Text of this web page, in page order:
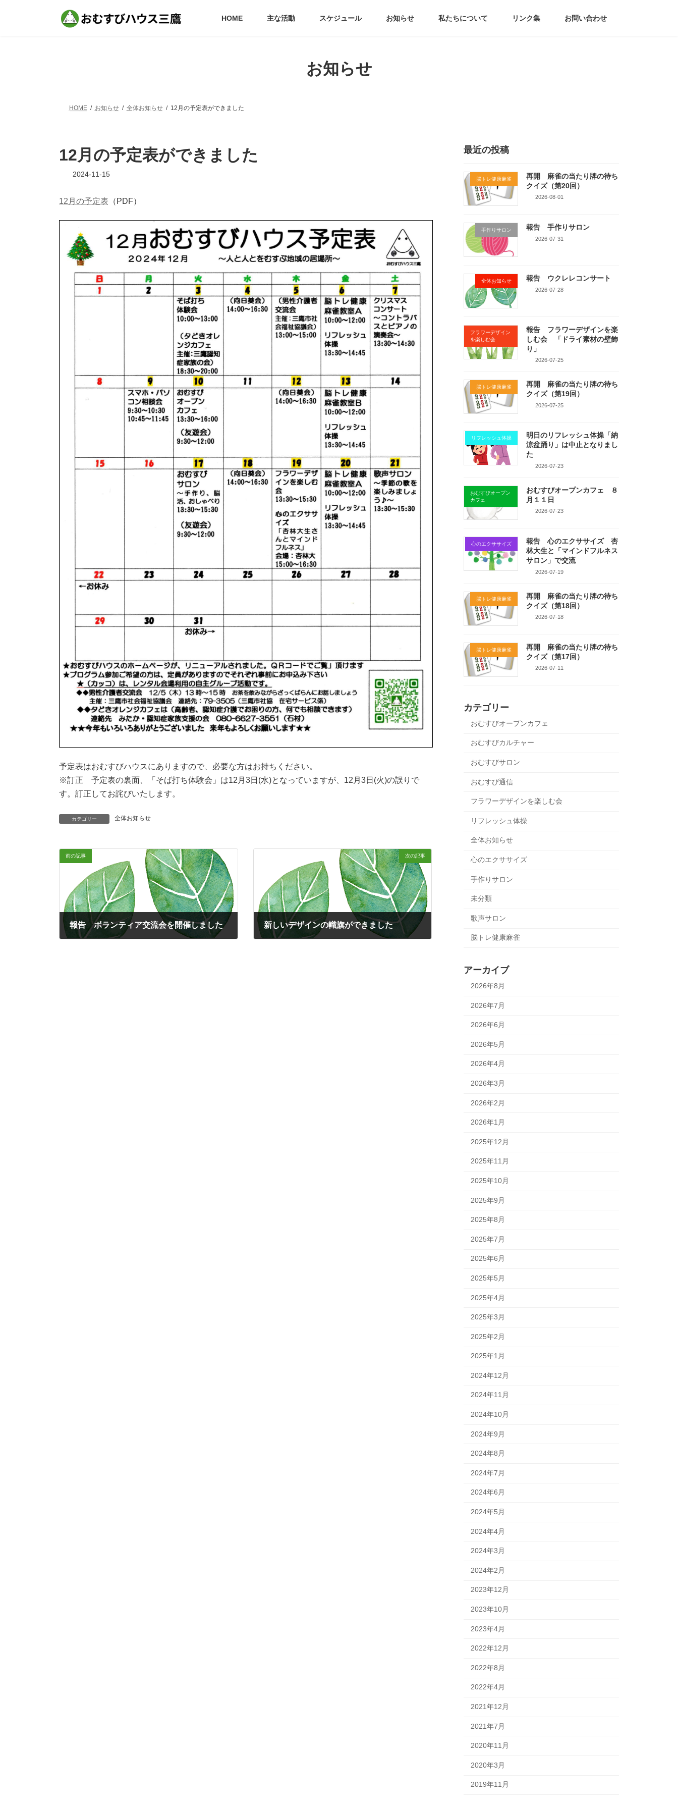
HOME 主な活動 スケジュール お知らせ 私たちについて リンク集 お問い合わせ
お知らせ
HOME お知らせ 全体お知らせ 12月の予定表ができました
12月の予定表ができました
2024-11-15
12月の予定表 （PDF）
予定表はおむすびハウスにありますので、必要な方はお持ちください。
※訂正 予定表の裏面、「そば打ち体験会」は12月3日(水)となっていますが、12月3日(火)の誤りで
す。訂正してお詫びいたします。
カテゴリー 全体お知らせ
前の記事
報告 ボランティア交流会を開催しました
次の記事
新しいデザインの幟旗ができました
最近の投稿
脳トレ健康麻雀
再開 麻雀の当たり牌の待ち
クイズ（第20回）
2026-08-01
手作りサロン 報告 手作りサロン
2026-07-31
全体お知らせ 報告 ウクレレコンサート
2026-07-28
フラワーデザイン
を楽しむ会
報告 フラワーデザインを楽
しむ会 「ドライ素材の壁飾
り」
2026-07-25
脳トレ健康麻雀
再開 麻雀の当たり牌の待ち
クイズ（第19回）
2026-07-25
リフレッシュ体操
明日のリフレッシュ体操「納
涼盆踊り」は中止となりまし
た
2026-07-23
おむすびオープン
カフェ
おむすびオープンカフェ ８
月１１日
2026-07-23
心のエクササイズ
報告 心のエクササイズ 杏
林大生と「マインドフルネス
サロン」で交流
2026-07-19
脳トレ健康麻雀
再開 麻雀の当たり牌の待ち
クイズ（第18回）
2026-07-18
脳トレ健康麻雀
再開 麻雀の当たり牌の待ち
クイズ（第17回）
2026-07-11
カテゴリー
おむすびオープンカフェ
おむすびカルチャー
おむすびサロン
おむすび通信
フラワーデザインを楽しむ会
リフレッシュ体操
全体お知らせ
心のエクササイズ
手作りサロン
未分類
歌声サロン
脳トレ健康麻雀
アーカイブ
2026年8月
2026年7月
2026年6月
2026年5月
2026年4月
2026年3月
2026年2月
2026年1月
2025年12月
2025年11月
2025年10月
2025年9月
2025年8月
2025年7月
2025年6月
2025年5月
2025年4月
2025年3月
2025年2月
2025年1月
2024年12月
2024年11月
2024年10月
2024年9月
2024年8月
2024年7月
2024年6月
2024年5月
2024年4月
2024年3月
2024年2月
2023年12月
2023年10月
2023年4月
2022年12月
2022年8月
2022年4月
2021年12月
2021年7月
2020年11月
2020年3月
2019年11月